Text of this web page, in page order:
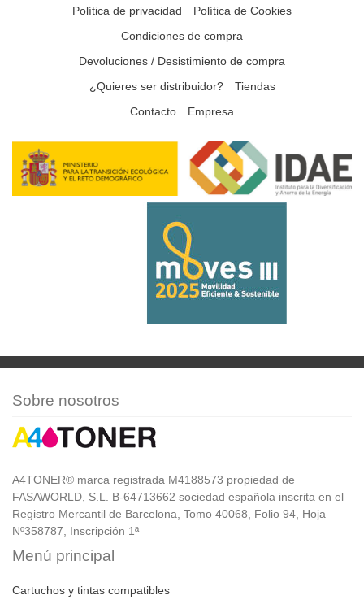
Política de privacidad
Política de Cookies
Condiciones de compra
Devoluciones / Desistimiento de compra
¿Quieres ser distribuidor?
Tiendas
Contacto
Empresa
Sobre nosotros
A4TONER® marca registrada M4188573 propiedad de
FASAWORLD, S.L. B-64713662 sociedad española inscrita en el
Registro Mercantil de Barcelona, Tomo 40068, Folio 94, Hoja
Nº358787, Inscripción 1ª
Menú principal
Cartuchos y tintas compatibles